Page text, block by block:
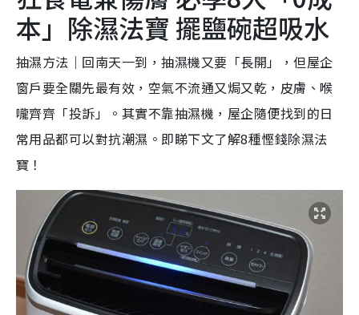
本」除濕法寶 擺鹽碗超吸水
抽濕方法｜回南天一到，抽濕機又要「長開」，但屋企
窗戶要全關先最有效，空氣不流通又焗又乾，皮膚、喉
嚨齊齊「投訴」。其實不靠抽濕機，屋企隨便找到的日
常用品都可以對抗潮濕。即睇下文了解8種慳錢除濕法
寶！